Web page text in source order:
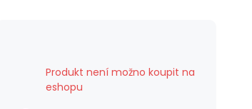
Produkt není možno koupit na
eshopu